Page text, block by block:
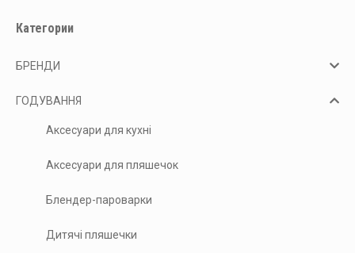
Категории
БРЕНДИ
ГОДУВАННЯ
Аксесуари для кухні
Аксесуари для пляшечок
Блендер-пароварки
Дитячі пляшечки